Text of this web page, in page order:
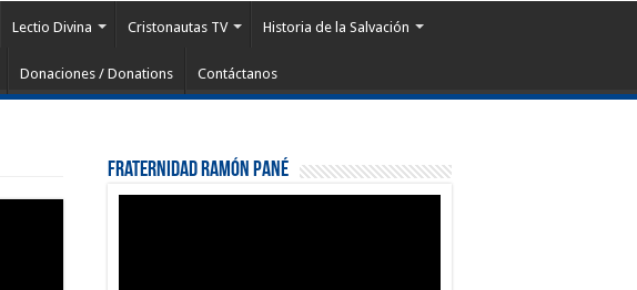
Lectio Divina Cristonautas TV Historia de la Salvación
Donaciones / Donations Contáctanos
Fraternidad Ramón Pané